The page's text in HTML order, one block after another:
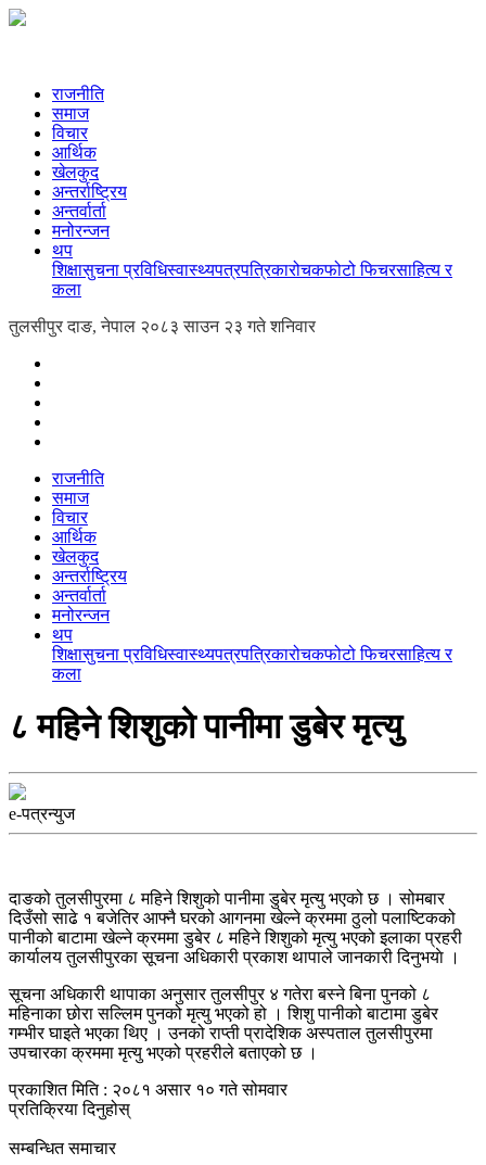
राजनीति
समाज
विचार
आर्थिक
खेलकुद
अन्तर्राष्ट्रिय
अन्तर्वार्ता
मनोरन्जन
थप
शिक्षासुचना प्रविधिस्वास्थ्यपत्रपत्रिकारोचकफोटो फिचरसाहित्य र
कला
तुलसीपुर दाङ, नेपाल २०८३ साउन २३ गते शनिवार
राजनीति
समाज
विचार
आर्थिक
खेलकुद
अन्तर्राष्ट्रिय
अन्तर्वार्ता
मनोरन्जन
थप
शिक्षासुचना प्रविधिस्वास्थ्यपत्रपत्रिकारोचकफोटो फिचरसाहित्य र
कला
८ महिने शिशुको पानीमा डुबेर मृत्यु
e-पत्रन्युज
दाङको तुलसीपुरमा ८ महिने शिशुको पानीमा डुबेर मृत्यु भएको छ । सोमबार
दिउँसो साढे १ बजेतिर आफ्नै घरको आगनमा खेल्ने क्रममा ठुलो पलाष्टिकको
पानीको बाटामा खेल्ने क्रममा डुबेर ८ महिने शिशुको मृत्यु भएको इलाका प्रहरी
कार्यालय तुलसीपुरका सूचना अधिकारी प्रकाश थापाले जानकारी दिनुभयाे ।
सूचना अधिकारी थापाका अनुसार तुलसीपुर ४ गतेरा बस्ने बिना पुनको ८
महिनाका छोरा सल्लिम पुनको मृत्यु भएको हो । शिशु पानीको बाटामा डुबेर
गम्भीर घाइते भएका थिए । उनको राप्ती प्रादेशिक अस्पताल तुलसीपुरमा
उपचारका क्रममा मृत्यु भएको प्रहरीले बताएको छ ।
प्रकाशित मिति : २०८१ असार १० गते सोमवार
प्रतिक्रिया दिनुहोस्
सम्बन्धित समाचार